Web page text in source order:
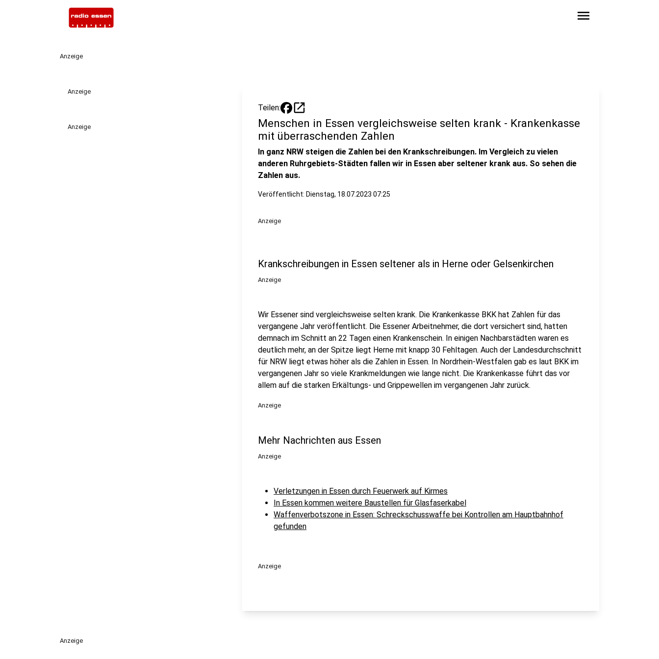
menu
Anzeige
Anzeige
Anzeige
Teilen: open_in_new
Menschen in Essen vergleichsweise selten krank - Krankenkasse
mit überraschenden Zahlen
In ganz NRW steigen die Zahlen bei den Krankschreibungen. Im Vergleich zu vielen
anderen Ruhrgebiets-Städten fallen wir in Essen aber seltener krank aus. So sehen die
Zahlen aus.
Veröffentlicht: Dienstag, 18.07.2023 07:25
Anzeige
Krankschreibungen in Essen seltener als in Herne oder Gelsenkirchen
Anzeige
Wir Essener sind vergleichsweise selten krank. Die Krankenkasse BKK hat Zahlen für das
vergangene Jahr veröffentlicht. Die Essener Arbeitnehmer, die dort versichert sind, hatten
demnach im Schnitt an 22 Tagen einen Krankenschein. In einigen Nachbarstädten waren es
deutlich mehr, an der Spitze liegt Herne mit knapp 30 Fehltagen. Auch der Landesdurchschnitt
für NRW liegt etwas höher als die Zahlen in Essen. In Nordrhein-Westfalen gab es laut BKK im
vergangenen Jahr so viele Krankmeldungen wie lange nicht. Die Krankenkasse führt das vor
allem auf die starken Erkältungs- und Grippewellen im vergangenen Jahr zurück.
Anzeige
Mehr Nachrichten aus Essen
Anzeige
Verletzungen in Essen durch Feuerwerk auf Kirmes
In Essen kommen weitere Baustellen für Glasfaserkabel
Waffenverbotszone in Essen: Schreckschusswaffe bei Kontrollen am Hauptbahnhof
gefunden
Anzeige
Anzeige